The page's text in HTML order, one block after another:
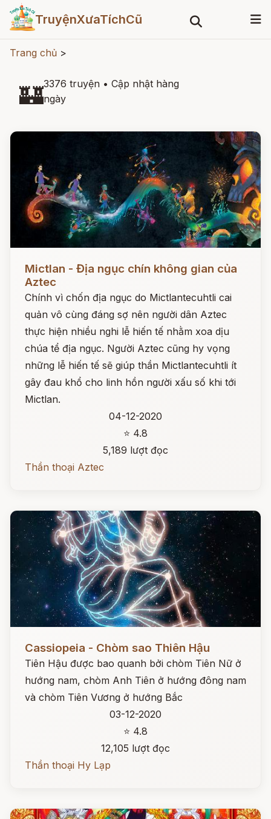
TruyệnXưaTíchCũ
Trang chủ >
🏰3376 truyện • Cập nhật hàng
ngày
Mictlan - Địa ngục chín không gian của
Aztec
Chính vì chốn địa ngục do Mictlantecuhtli cai
quản vô cùng đáng sợ nên người dân Aztec
thực hiện nhiều nghi lễ hiến tế nhằm xoa dịu
chúa tể địa ngục. Người Aztec cũng hy vọng
những lễ hiến tế sẽ giúp thần Mictlantecuhtli ít
gây đau khổ cho linh hồn người xấu số khi tới
Mictlan.
04-12-2020
⭐ 4.8
5,189 lượt đọc
Thần thoại Aztec
Cassiopeia - Chòm sao Thiên Hậu
Tiên Hậu được bao quanh bởi chòm Tiên Nữ ở
hướng nam, chòm Anh Tiên ở hướng đông nam
và chòm Tiên Vương ở hướng Bắc
03-12-2020
⭐ 4.8
12,105 lượt đọc
Thần thoại Hy Lạp